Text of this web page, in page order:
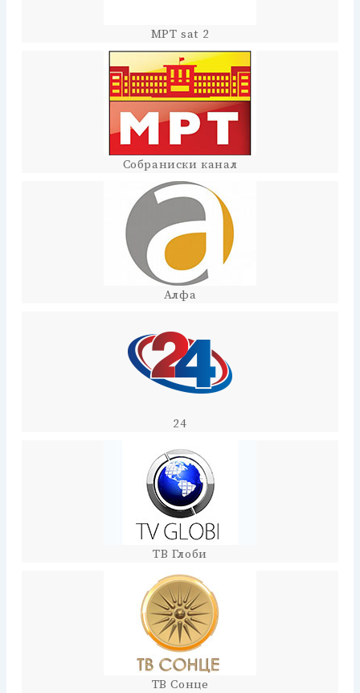
МРТ sat 2
Собраниски канал
Алфа
24
ТВ Глоби
ТВ Сонце